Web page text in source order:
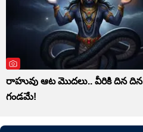
రాహువు ఆట మొదలు.. వీరికి దిన దిన
గండమే!